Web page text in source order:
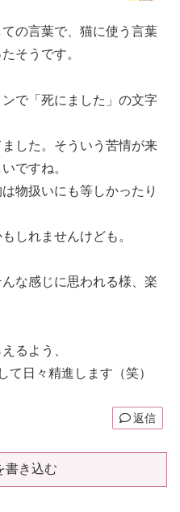
の言葉で、猫に使う言葉
そうです。
で「死にました」の文字
した。そういう苦情が来
ですね。
物扱いにも等しかったり
しれませんけども。
な感じに思われる様、楽
るよう、
て日々精進します（笑）
返信
書き込む